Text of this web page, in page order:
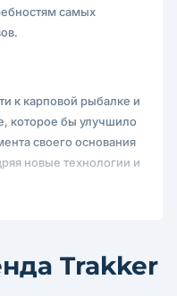
самых
к карповой рыбалке и
которое бы улучшило
своего основания
новые технологии и
Trakker